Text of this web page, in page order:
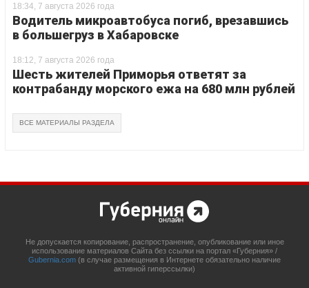
18:34, 7 августа 2026 года
Водитель микроавтобуса погиб, врезавшись
в большегруз в Хабаровске
18:12, 7 августа 2026 года
Шесть жителей Приморья ответят за
контрабанду морского ежа на 680 млн рублей
ВСЕ МАТЕРИАЛЫ РАЗДЕЛА
Не допускается копирование, распространение, опубликование или иное
использование материалов Сайта без ссылки на портал «Губерния» /
Gubernia.com (в случае размещения в Интернете обязательно наличие
активной гиперссылки)